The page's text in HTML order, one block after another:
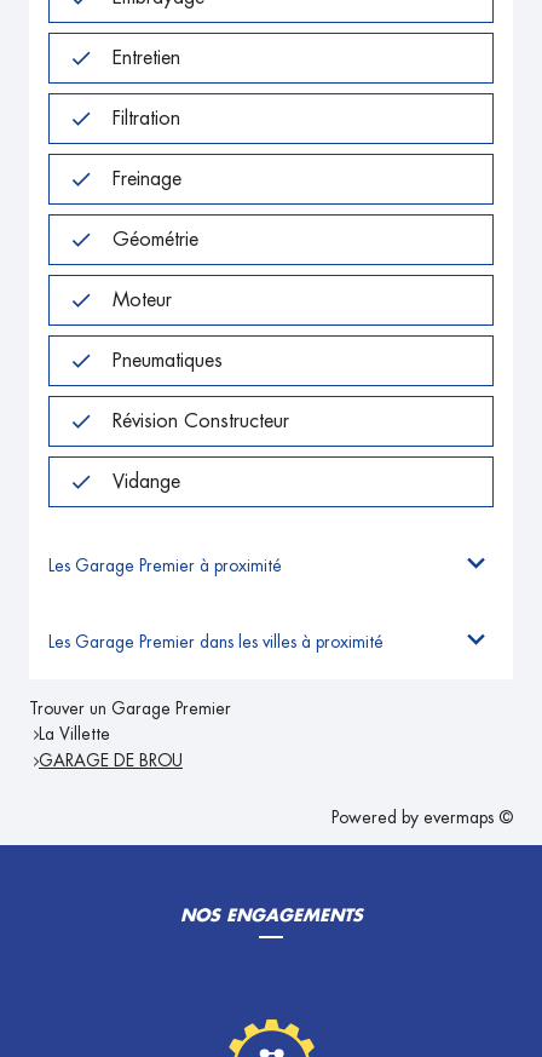
Entretien
Filtration
Freinage
Géométrie
Moteur
Pneumatiques
Révision Constructeur
Vidange
Les Garage Premier à proximité
Les Garage Premier dans les villes à proximité
Trouver un Garage Premier
La Villette
GARAGE DE BROU
Powered by evermaps ©
NOS ENGAGEMENTS